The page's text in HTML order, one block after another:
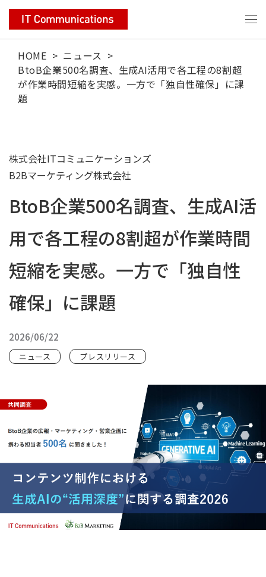
HOME > ニュース >
BtoB企業500名調査、生成AI活用で各工程の8割超
が作業時間短縮を実感。一方で「独自性確保」に課
題
株式会社ITコミュニケーションズ
B2Bマーケティング株式会社
BtoB企業500名調査、生成AI活
用で各工程の8割超が作業時間
短縮を実感。一方で「独自性
確保」に課題
2026/06/22
ニュース プレスリリース